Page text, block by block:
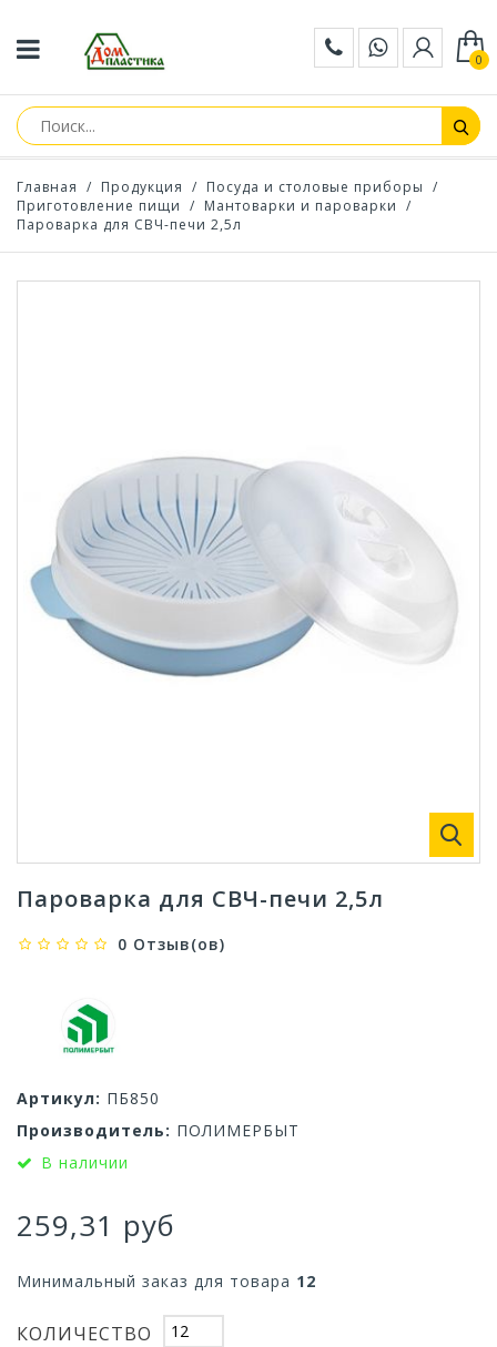
0
Главная / Продукция / Посуда и столовые приборы /
Приготовление пищи / Мантоварки и пароварки /
Пароварка для СВЧ-печи 2,5л
Пароварка для СВЧ-печи 2,5л
0 Отзыв(ов)
Артикул: ПБ850
Производитель: ПОЛИМЕРБЫТ
В наличии
259,31 руб
Минимальный заказ для товара 12
КОЛИЧЕСТВО